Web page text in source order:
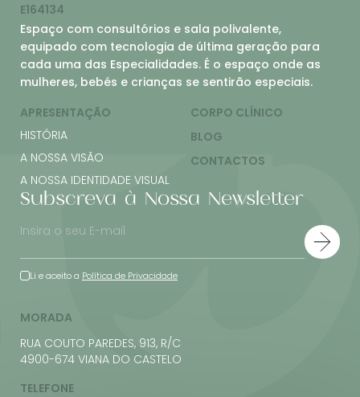
E164134
Espaço com consultórios e sala polivalente,
equipado com tecnologia de última geração para
cada uma das Especialidades. É o espaço onde as
mulheres, bebés e crianças se sentirão especiais.
APRESENTAÇÃO
HISTÓRIA
A NOSSA VISÃO
A NOSSA IDENTIDADE VISUAL
CORPO CLÍNICO
BLOG
CONTACTOS
Subscreva à Nossa Newsletter
Li e aceito a Política de Privacidade
MORADA
RUA COUTO PAREDES, 913, R/C
4900-674 VIANA DO CASTELO
TELEFONE